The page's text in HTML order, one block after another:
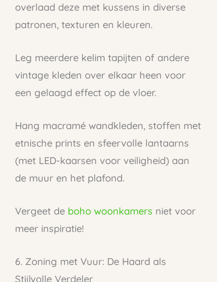
overlaad deze met kussens in diverse
patronen, texturen en kleuren.
Leg meerdere kelim tapijten of andere
vintage kleden over elkaar heen voor
een gelaagd effect op de vloer.
Hang macramé wandkleden, stoffen met
etnische prints en sfeervolle lantaarns
(met LED-kaarsen voor veiligheid) aan
de muur en het plafond.
Vergeet de boho woonkamers niet voor
meer inspiratie!
6. Zoning met Vuur: De Haard als
Stijlvolle Verdeler